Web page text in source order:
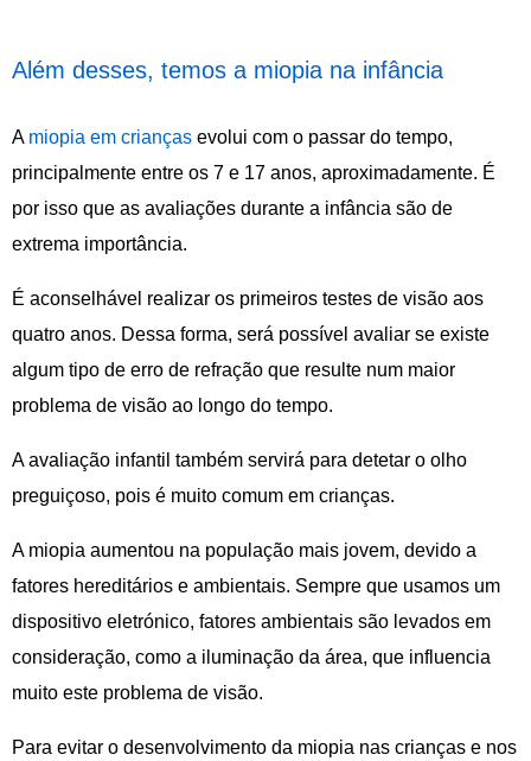
Além desses, temos a miopia na infância
A miopia em crianças evolui com o passar do tempo,
principalmente entre os 7 e 17 anos, aproximadamente. É
por isso que as avaliações durante a infância são de
extrema importância.
É aconselhável realizar os primeiros testes de visão aos
quatro anos. Dessa forma, será possível avaliar se existe
algum tipo de erro de refração que resulte num maior
problema de visão ao longo do tempo.
A avaliação infantil também servirá para detetar o olho
preguiçoso, pois é muito comum em crianças.
A miopia aumentou na população mais jovem, devido a
fatores hereditários e ambientais. Sempre que usamos um
dispositivo eletrónico, fatores ambientais são levados em
consideração, como a iluminação da área, que influencia
muito este problema de visão.
Para evitar o desenvolvimento da miopia nas crianças e nos